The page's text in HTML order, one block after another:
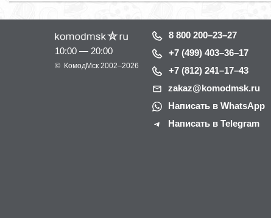
10:00 — 20:00
© КомодМск 2002–2026
8 800 200–23–27
+7 (499) 403–36–17
+7 (812) 241–17–43
zakaz@komodmsk.ru
Написать в WhatsApp
Написать в Telegram